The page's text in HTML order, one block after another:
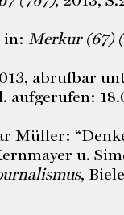
in: Merkur (67)
abrufbar
aufgerufen:
Müller:
u.
,